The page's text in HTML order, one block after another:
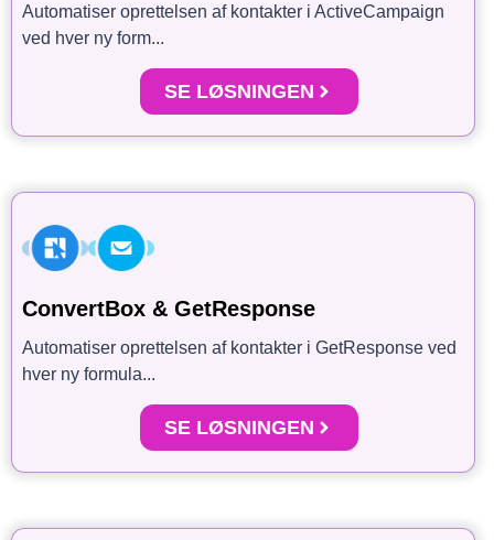
Automatiser oprettelsen af kontakter i ActiveCampaign
ved hver ny form...
SE LØSNINGEN
ConvertBox & GetResponse
Automatiser oprettelsen af kontakter i GetResponse ved
hver ny formula...
SE LØSNINGEN